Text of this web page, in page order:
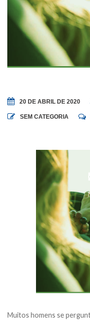
20 DE ABRIL DE 2020
SEM CATEGORIA
Muitos homens se